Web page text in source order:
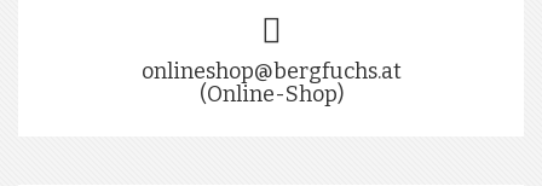
onlineshop@bergfuchs.at
(Online-Shop)